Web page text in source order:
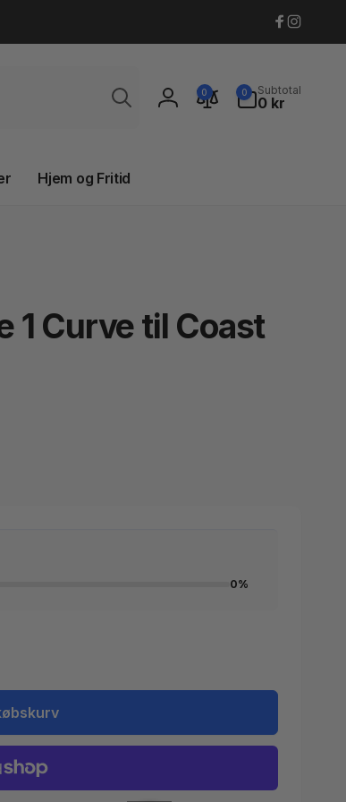
Facebook
Log
0 0
varer
Subtotal
0 kr
Hjem og Fritid
1 Curve til Coast
0%